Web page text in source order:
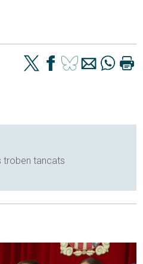
troben tancats